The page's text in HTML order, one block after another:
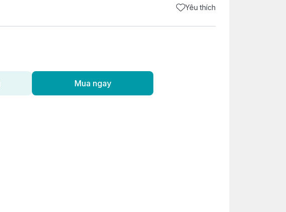
Yêu thích
Mua ngay